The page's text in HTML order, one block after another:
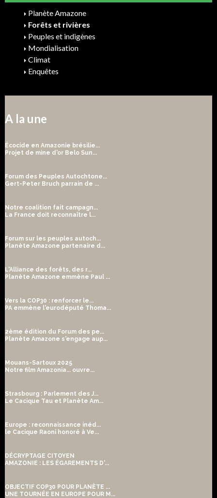
Planète Amazone
Forêts et rivières
Peuples et indigènes
Mondialisation
Climat
Enquêtes
A la une
Écocide en Amazonie brésilie...
Projet de mine d'or Belo Sun...
Forum des Peuples Autochtone...
Gert-Peter Bruch parrain de ...
Notre coalition fait campagn...
La France doit reconnaître l...
Forum sur les peuples autoch...
Planète Amazone partenaire d...
L'Alliance des forêts, des r...
Planète Amazone emmène Paul ...
Vers la COP30 : renforcer le...
PA emmène l'eurodéputé Thoma...
2ème édition du Forum des pe...
Planète Amazone s'engage aup...
Mouans-Sartoux 2025
Notre film Amazonia... ouvre...
Strasbourg : Parlement des J...
Le Cacique Tau et Planète Am...
Europe : reconnaissance inéd...
le Cacique Raoni honoré à Ve...
DÉCRYPTAGE CITOYEN
AMAZONIE : LES ÉGAREMENTS D'...
OBJECTIF COP30 POUR PLANÈTE ...
UNE TOURNÉE EN EUROPE POUR M...